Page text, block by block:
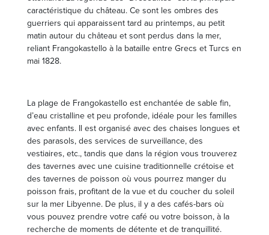
caractéristique du château. Ce sont les ombres des
guerriers qui apparaissent tard au printemps, au petit
matin autour du château et sont perdus dans la mer,
reliant Frangokastello à la bataille entre Grecs et Turcs en
mai 1828.
La plage de Frangokastello est enchantée de sable fin,
d’eau cristalline et peu profonde, idéale pour les familles
avec enfants. Il est organisé avec des chaises longues et
des parasols, des services de surveillance, des
vestiaires, etc., tandis que dans la région vous trouverez
des tavernes avec une cuisine traditionnelle crétoise et
des tavernes de poisson où vous pourrez manger du
poisson frais, profitant de la vue et du coucher du soleil
sur la mer Libyenne. De plus, il y a des cafés-bars où
vous pouvez prendre votre café ou votre boisson, à la
recherche de moments de détente et de tranquillité.